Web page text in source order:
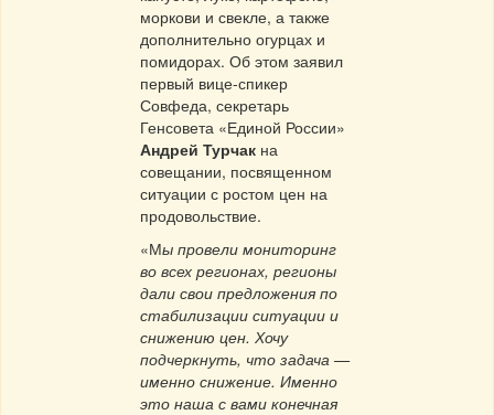
моркови и свекле, а также
дополнительно огурцах и
помидорах. Об этом заявил
первый вице-спикер
Совфеда, секретарь
Генсовета «Единой России»
Андрей Турчак на
совещании, посвященном
ситуации с ростом цен на
продовольствие.
«Мы провели мониторинг
во всех регионах, регионы
дали свои предложения по
стабилизации ситуации и
снижению цен. Хочу
подчеркнуть, что задача —
именно снижение. Именно
это наша с вами конечная